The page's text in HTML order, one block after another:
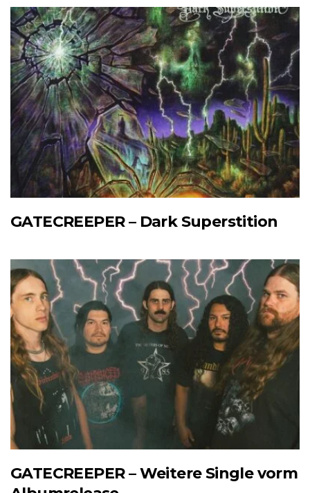
GATECREEPER – Dark Superstition
GATECREEPER – Weitere Single vorm